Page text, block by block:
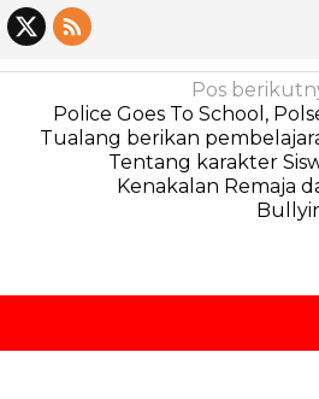
Pos
Police Goes To School,
Tualang berikan
Tentang karakter
Kenakalan Remaja